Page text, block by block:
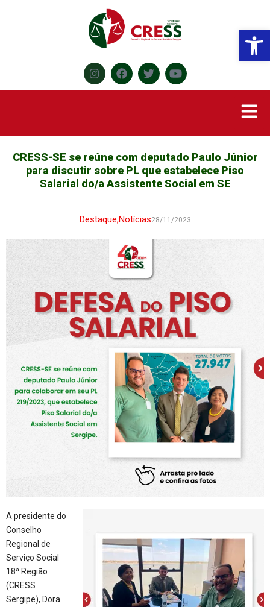
CRESS-SE se reúne com deputado Paulo Júnior
para discutir sobre PL que estabelece Piso
Salarial do/a Assistente Social em SE
Destaque,Notícias28/11/2023
A presidente do
Conselho
Regional de
Serviço Social
18ª Região
(CRESS
Sergipe), Dora